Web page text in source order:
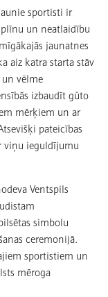
sportisti ir
un neatlaidību
jaunatnes
aiz katra starta stāv
vēlme
izbaudīt gūto
mērķiem un ar
pateicības
viņu ieguldījumu
Ventspils
simbolu
ceremonijā.
sportistiem un
mēroga